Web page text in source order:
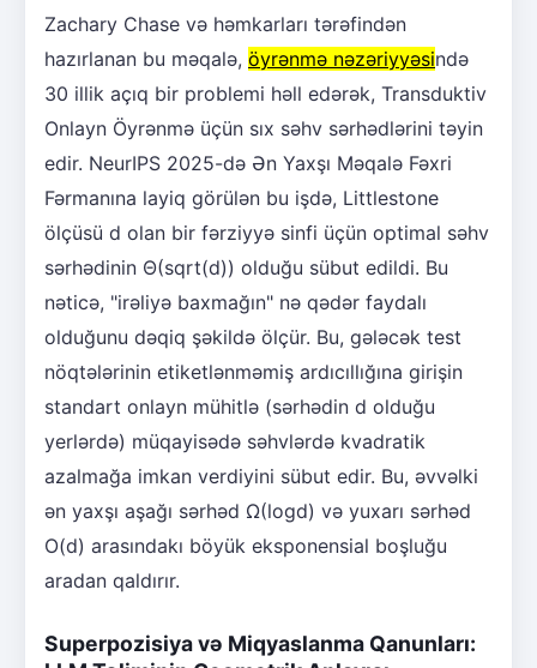
Zachary Chase və həmkarları tərəfindən
hazırlanan bu məqalə, öyrənmə nəzəriyyəsində
30 illik açıq bir problemi həll edərək, Transduktiv
Onlayn Öyrənmə üçün sıx səhv sərhədlərini təyin
edir. NeurIPS 2025-də Ən Yaxşı Məqalə Fəxri
Fərmanına layiq görülən bu işdə, Littlestone
ölçüsü d olan bir fərziyyə sinfi üçün optimal səhv
sərhədinin Θ(sqrt(d)) olduğu sübut edildi. Bu
nəticə, "irəliyə baxmağın" nə qədər faydalı
olduğunu dəqiq şəkildə ölçür. Bu, gələcək test
nöqtələrinin etiketlənməmiş ardıcıllığına girişin
standart onlayn mühitlə (sərhədin d olduğu
yerlərdə) müqayisədə səhvlərdə kvadratik
azalmağa imkan verdiyini sübut edir. Bu, əvvəlki
ən yaxşı aşağı sərhəd Ω(logd) və yuxarı sərhəd
O(d) arasındakı böyük eksponensial boşluğu
aradan qaldırır.
Superpozisiya və Miqyaslanma Qanunları: